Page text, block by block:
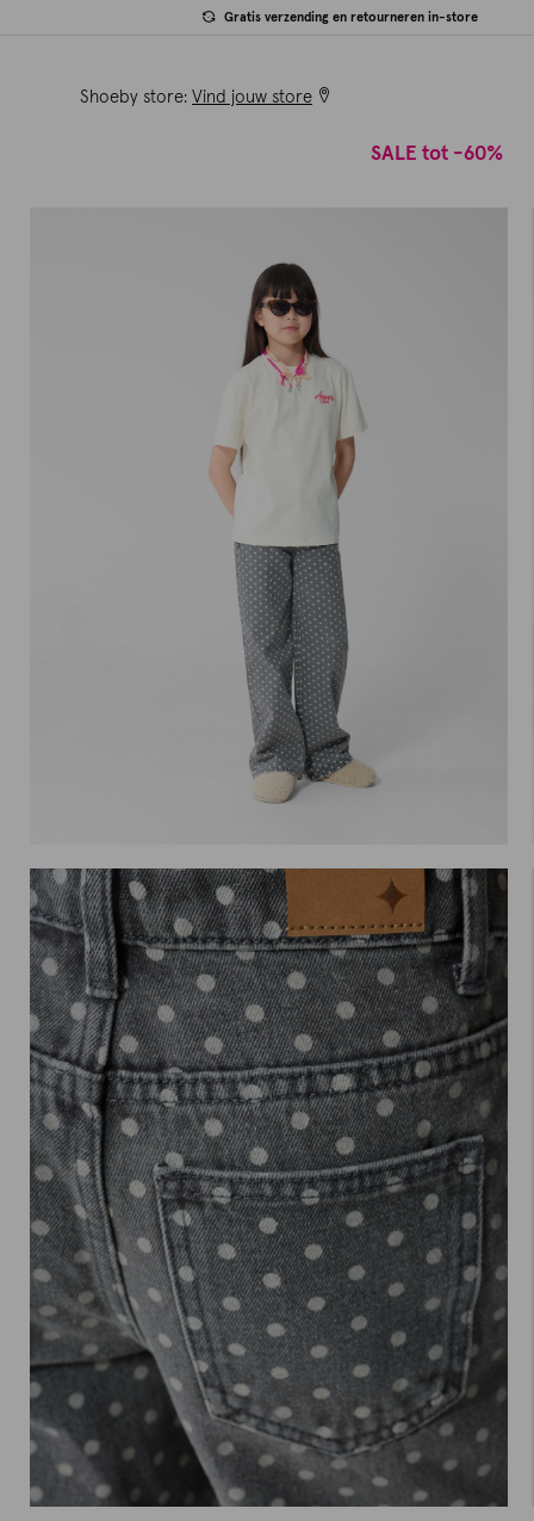
Gratis verzending en retourneren in-store
Shoeby store: Vind jouw store
SALE tot -60%